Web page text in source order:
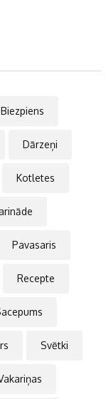
Biezpiens
Dārzeņi
Kotletes
Pavasaris
Recepte
Svētki